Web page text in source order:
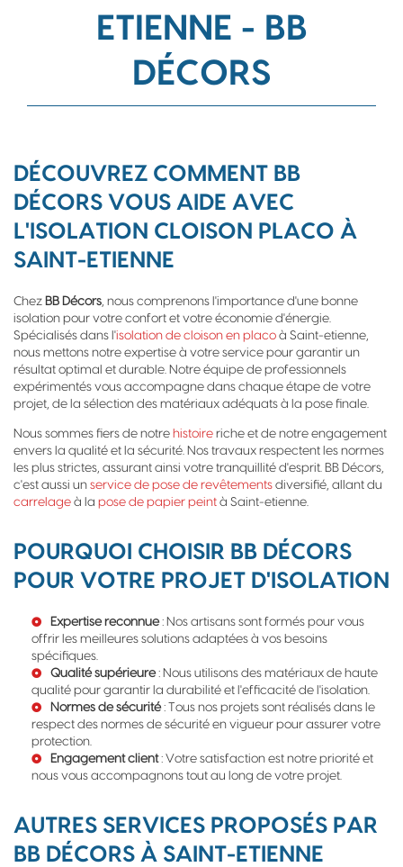
ETIENNE - BB
DÉCORS
DÉCOUVREZ COMMENT BB
DÉCORS VOUS AIDE AVEC
L'ISOLATION CLOISON PLACO À
SAINT-ETIENNE
Chez BB Décors, nous comprenons l'importance d'une bonne
isolation pour votre confort et votre économie d'énergie.
Spécialisés dans l'isolation de cloison en placo à Saint-etienne,
nous mettons notre expertise à votre service pour garantir un
résultat optimal et durable. Notre équipe de professionnels
expérimentés vous accompagne dans chaque étape de votre
projet, de la sélection des matériaux adéquats à la pose finale.
Nous sommes fiers de notre histoire riche et de notre engagement
envers la qualité et la sécurité. Nos travaux respectent les normes
les plus strictes, assurant ainsi votre tranquillité d'esprit. BB Décors,
c'est aussi un service de pose de revêtements diversifié, allant du
carrelage à la pose de papier peint à Saint-etienne.
POURQUOI CHOISIR BB DÉCORS
POUR VOTRE PROJET D'ISOLATION
Expertise reconnue: Nos artisans sont formés pour vous
offrir les meilleures solutions adaptées à vos besoins
spécifiques.
Qualité supérieure: Nous utilisons des matériaux de haute
qualité pour garantir la durabilité et l'efficacité de l'isolation.
Normes de sécurité: Tous nos projets sont réalisés dans le
respect des normes de sécurité en vigueur pour assurer votre
protection.
Engagement client: Votre satisfaction est notre priorité et
nous vous accompagnons tout au long de votre projet.
AUTRES SERVICES PROPOSÉS PAR
BB DÉCORS À SAINT-ETIENNE